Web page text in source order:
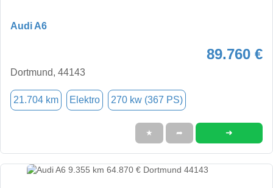
Audi A6
89.760 €
Dortmund, 44143
21.704 km Elektro 270 kw (367 PS)
★ ➦ ➜